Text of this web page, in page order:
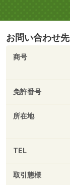
お問い合わせ先
商号
免許番号
所在地
TEL
取引態様